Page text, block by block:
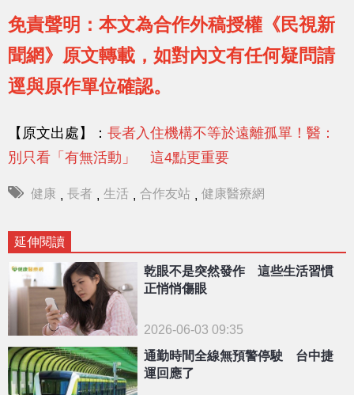
免責聲明：本文為合作外稿授權《民視新
聞網》原文轉載，如對內文有任何疑問請
逕與原作單位確認。
【原文出處】： 長者入住機構不等於遠離孤單！醫：
別只看「有無活動」 這4點更重要
健康 , 長者 , 生活 , 合作友站 , 健康醫療網
延伸閱讀
乾眼不是突然發作 這些生活習慣
正悄悄傷眼
2026-06-03 09:35
通勤時間全線無預警停駛 台中捷
運回應了